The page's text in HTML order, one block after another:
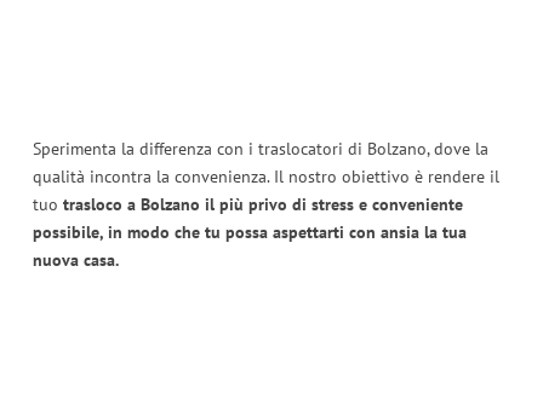
Sperimenta la differenza con i traslocatori di Bolzano, dove la
qualità incontra la convenienza. Il nostro obiettivo è rendere il
tuo trasloco a Bolzano il più privo di stress e conveniente
possibile, in modo che tu possa aspettarti con ansia la tua
nuova casa.